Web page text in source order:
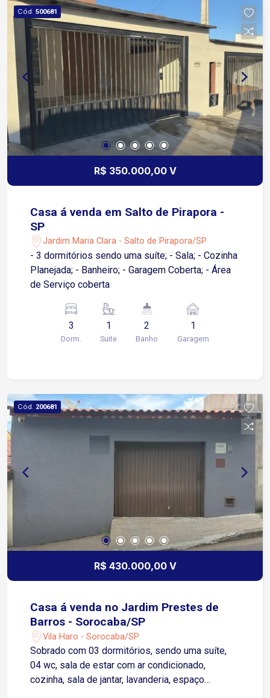
Cód. 500681
R$ 350.000,00 V
Casa á venda em Salto de Pirapora -
SP
Jardim Maria Clara - Salto de Pirapora/SP
- 3 dormitórios sendo uma suíte; - Sala; - Cozinha
Planejada; - Banheiro; - Garagem Coberta; - Área
de Serviço coberta
3
Dorm.
1
Suite
2
Banho
1
Garagem
Cód. 200681
R$ 430.000,00 V
Casa á venda no Jardim Prestes de
Barros - Sorocaba/SP
Vila Haro - Sorocaba/SP
Sobrado com 03 dormitórios, sendo uma suíte,
04 wc, sala de estar com ar condicionado,
cozinha, sala de jantar, lavanderia, espaço